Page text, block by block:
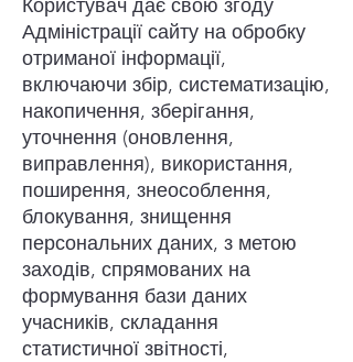
Користувач дає свою згоду
Адміністрації сайту на обробку
отриманої інформації,
включаючи збір, систематизацію,
накопичення, зберігання,
уточнення (оновлення,
виправлення), використання,
поширення, знеособлення,
блокування, знищення
персональних даних, з метою
заходів, спрямованих на
формування бази даних
учасників, складання
статистичної звітності,